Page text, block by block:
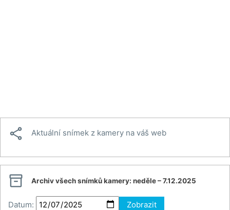
 Aktuální snímek z kamery na váš web
 Archiv všech snímků kamery: neděle – 7.12.2025
Datum: Zobrazit